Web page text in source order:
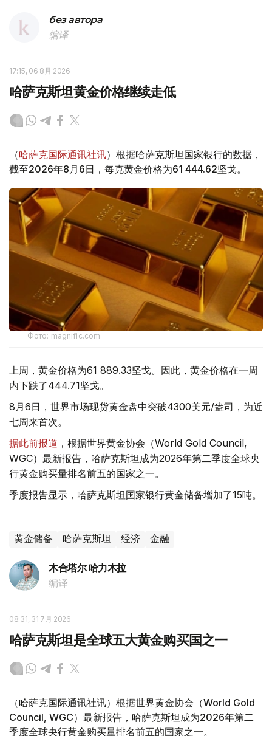
без автора
编译
17:15, 06 8月 2026
哈萨克斯坦黄金价格继续走低
（哈萨克国际通讯社讯）根据哈萨克斯坦国家银行的数据，
截至2026年8月6日，每克黄金价格为61 444.62坚戈。
Фото: magnific.com
上周，黄金价格为61 889.33坚戈。因此，黄金价格在一周
内下跌了444.71坚戈。
8月6日，世界市场现货黄金盘中突破4300美元/盎司，为近
七周来首次。
据此前报道 ，根据世界黄金协会（World Gold Council,
WGC）最新报告，哈萨克斯坦成为2026年第二季度全球央
行黄金购买量排名前五的国家之一。
季度报告显示，哈萨克斯坦国家银行黄金储备增加了15吨。
黄金储备 哈萨克斯坦 经济 金融
木合塔尔 哈力木拉
编译
08:31, 31 7月 2026
哈萨克斯坦是全球五大黄金购买国之一
（哈萨克国际通讯社讯）根据世界黄金协会（World Gold
Council, WGC）最新报告，哈萨克斯坦成为2026年第二
季度全球央行黄金购买量排名前五的国家之一。